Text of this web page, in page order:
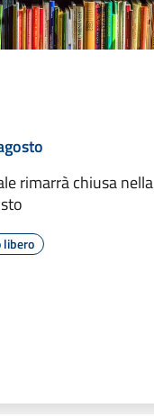
rimarrà chiusa nella
libero